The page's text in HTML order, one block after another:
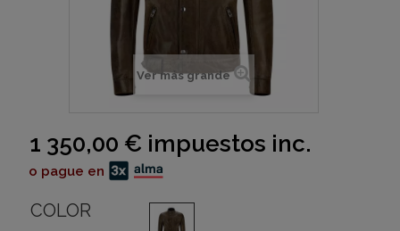
Ver más grande
1 350,00 € impuestos inc.
o pague en
COLOR